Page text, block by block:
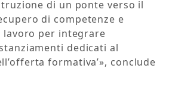
di un ponte verso il
di competenze e
lavoro per integrare
dedicati al
formativa’», conclude